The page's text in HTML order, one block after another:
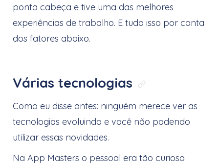
ponta cabeça e tive uma das melhores
experiências de trabalho. E tudo isso por conta
dos fatores abaixo.
Várias tecnologias Link direto
Como eu disse antes: ninguém merece ver as
tecnologias evoluindo e você não podendo
utilizar essas novidades.
Na App Masters o pessoal era tão curioso